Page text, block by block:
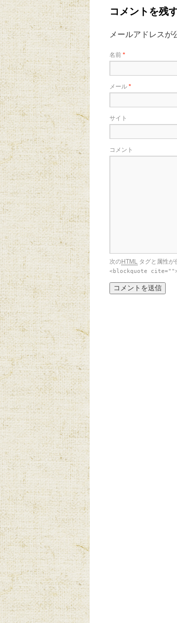
コメントを残
メールアドレスが
名前 *
メール *
サイト
コメント
次のHTML タグと属性が
<blockquote